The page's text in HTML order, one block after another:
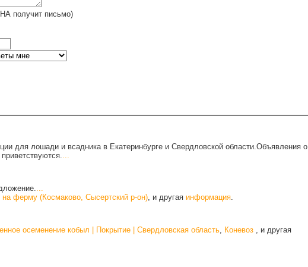
получит письмо)
для лошади и всадника в Екатеринбурге и Свердловской области.Объявления о
...
...
на ферму (Космаково, Сысертский р-он), и другая информация.
осеменение кобыл | Покрытие | Свердловская область, Коневоз , и другая